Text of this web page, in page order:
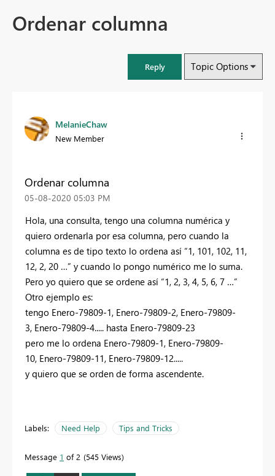
Ordenar columna
Reply Topic Options
MelanieChaw
New Member
Ordenar columna
‎05-08-2020 05:03 PM
Hola, una consulta, tengo una columna numérica y
quiero ordenarla por esa columna, pero cuando la
columna es de tipo texto lo ordena así “1, 101, 102, 11,
12, 2, 20 …” y cuando lo pongo numérico me lo suma.
Pero yo quiero que se ordene así “1, 2, 3, 4, 5, 6, 7 …”
Otro ejemplo es:
tengo Enero-79809-1, Enero-79809-2, Enero-79809-
3, Enero-79809-4..... hasta Enero-79809-23
pero me lo ordena Enero-79809-1, Enero-79809-
10, Enero-79809-11, Enero-79809-12.....
y quiero que se orden de forma ascendente.
Labels: Need Help Tips and Tricks
Message 1 of 2 545 Views